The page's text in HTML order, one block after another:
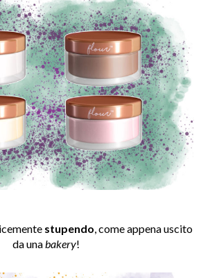
stupendo , come appena uscito
da una bakery!